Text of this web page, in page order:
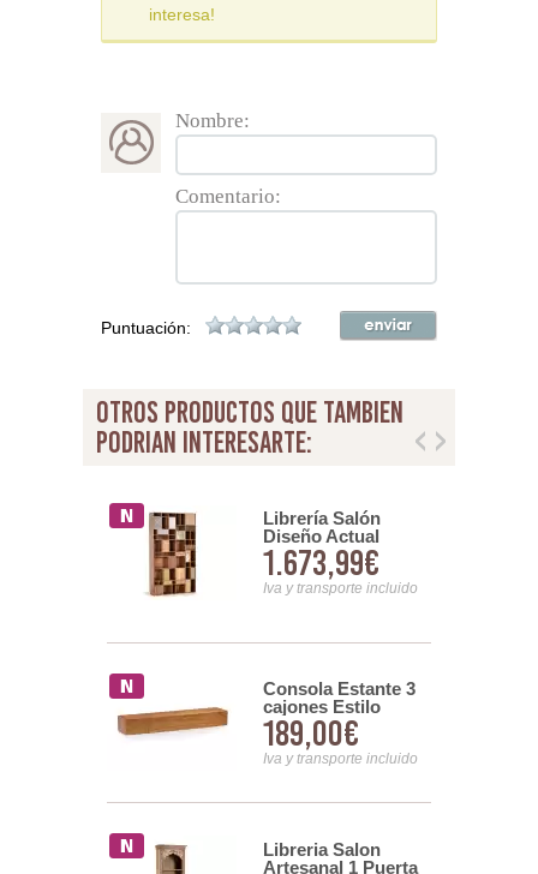
interesa!
Nombre:
Comentario:
Puntuación:
otros productos que tambien
podrian interesarte:
Librería Salón
Diseño Actual
Colores Serie
Boazca
1.673,99€
Iva y transporte incluido
Consola Estante 3
cajones Estilo
Colonial Serie
Madhu
189,00€
Iva y transporte incluido
Libreria Salon
Artesanal 1 Puerta